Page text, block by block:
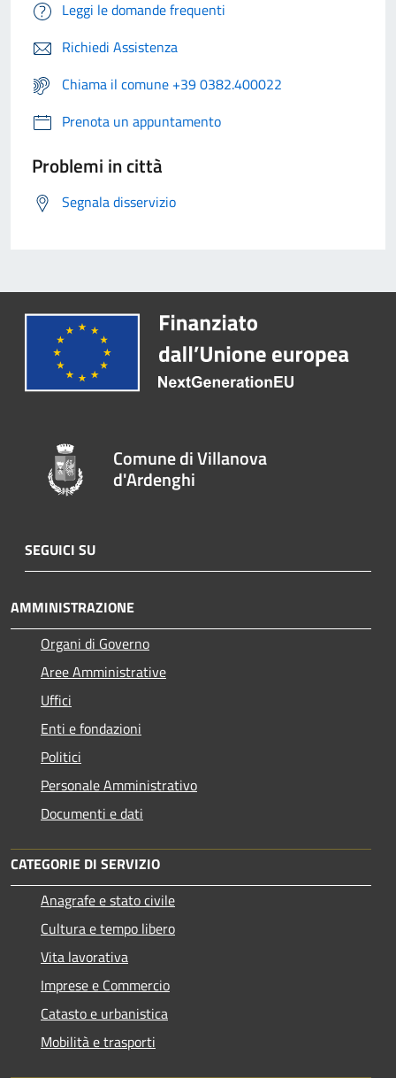
Leggi le domande frequenti
Richiedi Assistenza
Chiama il comune +39 0382.400022
Prenota un appuntamento
Problemi in città
Segnala disservizio
Comune di Villanova
d'Ardenghi
SEGUICI SU
AMMINISTRAZIONE
Organi di Governo
Aree Amministrative
Uffici
Enti e fondazioni
Politici
Personale Amministrativo
Documenti e dati
CATEGORIE DI SERVIZIO
Anagrafe e stato civile
Cultura e tempo libero
Vita lavorativa
Imprese e Commercio
Catasto e urbanistica
Mobilità e trasporti